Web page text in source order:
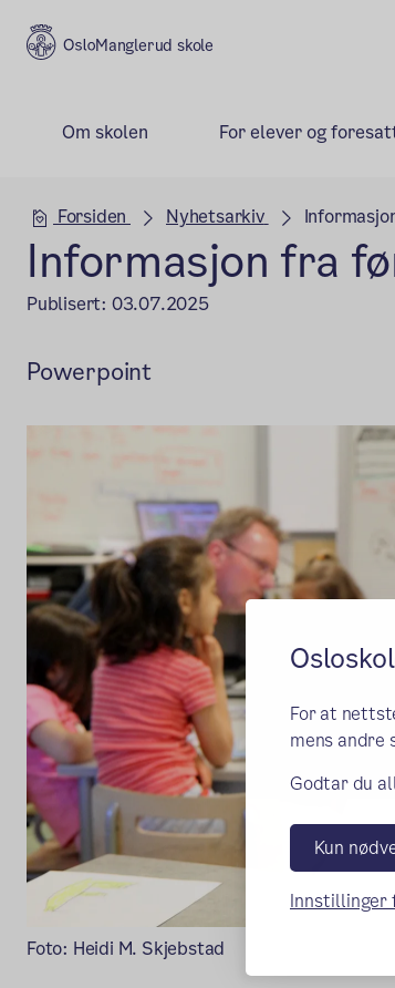
For at
mens andre
Godtar du
Kun
Innstillinger
Manglerud skole
Om skolen For elever og
Hovedseksjon
Forsiden Nyhetsarkiv
Informasjon fra
Publisert: 03.07.2025
Powerpoint
Foto: Heidi M. Skjebstad